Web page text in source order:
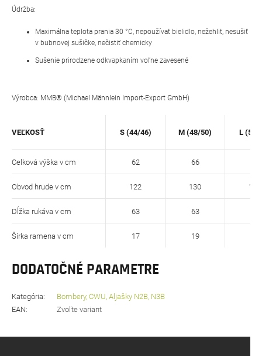
Údržba:
Maximálna teplota prania 30 °C, nepoužívať bielidlo, nežehliť, nesušiť
v bubnovej sušičke, nečistiť chemicky
Sušenie prirodzene odkvapkaním voľne zavesené
Výrobca: MMB® (Michael Männlein Import-Export GmbH)
VEĽKOSŤ S (44/46) M (48/50) L (52/
Celková výška v cm 62 66
Obvod hrude v cm 122 130 134
Dĺžka rukáva v cm 63 63
Šírka ramena v cm 17 19
DODATOČNÉ PARAMETRE
Kategória:
Bombery, CWU, Aljašky N2B, N3B
EAN: Zvoľte variant